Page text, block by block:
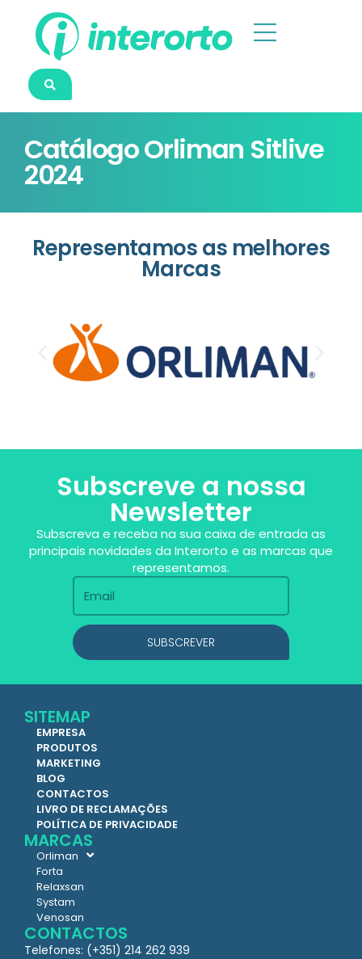
Catálogo Orliman Sitlive
2024
Representamos as melhores
Marcas
Subscreve a nossa
Newsletter
Subscreva e receba na sua caixa de entrada as
principais novidades da Interorto e as marcas que
representamos.
SUBSCREVER
SITEMAP
EMPRESA
PRODUTOS
MARKETING
BLOG
CONTACTOS
LIVRO DE RECLAMAÇÕES
POLÍTICA DE PRIVACIDADE
MARCAS
Orliman
Forta
Relaxsan
Systam
Venosan
CONTACTOS
Telefones: (+351) 214 262 939